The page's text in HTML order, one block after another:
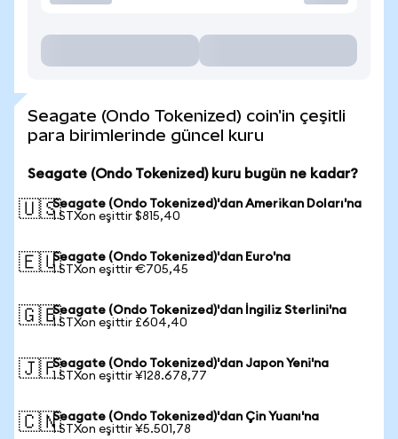
Seagate (Ondo Tokenized) coin'in çeşitli
para birimlerinde güncel kuru
Seagate (Ondo Tokenized) kuru bugün ne kadar?
🇺🇸Seagate (Ondo Tokenized)'dan Amerikan Doları'na
1 STXon eşittir $815,40
🇪🇺Seagate (Ondo Tokenized)'dan Euro'na
1 STXon eşittir €705,45
🇬🇧Seagate (Ondo Tokenized)'dan İngiliz Sterlini'na
1 STXon eşittir £604,40
🇯🇵Seagate (Ondo Tokenized)'dan Japon Yeni'na
1 STXon eşittir ¥128.678,77
🇨🇳Seagate (Ondo Tokenized)'dan Çin Yuanı'na
1 STXon eşittir ¥5.501,78